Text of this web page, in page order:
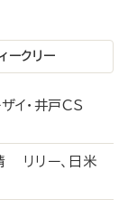
ークリー
イ・井戸CS
リリー、日米